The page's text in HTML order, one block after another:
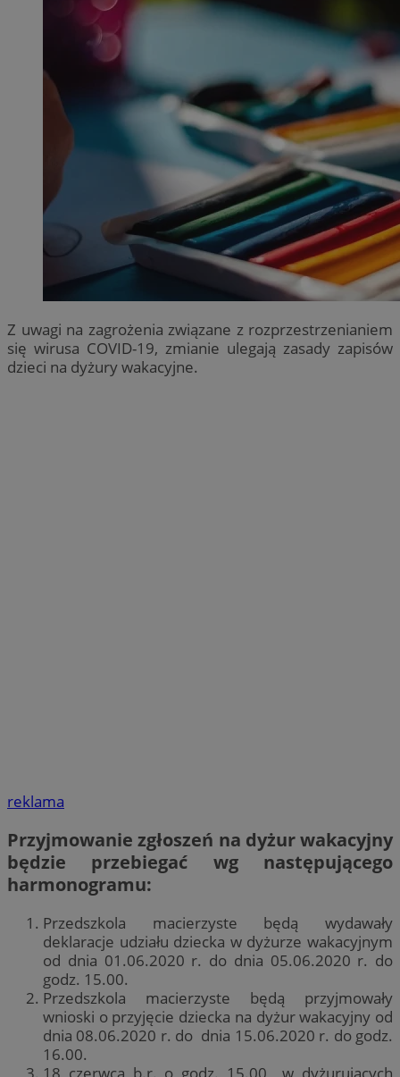
Z uwagi na zagrożenia związane z rozprzestrzenianiem
się wirusa COVID-19, zmianie ulegają zasady zapisów
dzieci na dyżury wakacyjne.
reklama
Przyjmowanie zgłoszeń na dyżur wakacyjny
będzie przebiegać wg następującego
harmonogramu:
Przedszkola macierzyste będą wydawały
deklaracje udziału dziecka w dyżurze wakacyjnym
od dnia 01.06.2020 r. do dnia 05.06.2020 r. do
godz. 15.00.
Przedszkola macierzyste będą przyjmowały
wnioski o przyjęcie dziecka na dyżur wakacyjny od
dnia 08.06.2020 r. do dnia 15.06.2020 r. do godz.
16.00.